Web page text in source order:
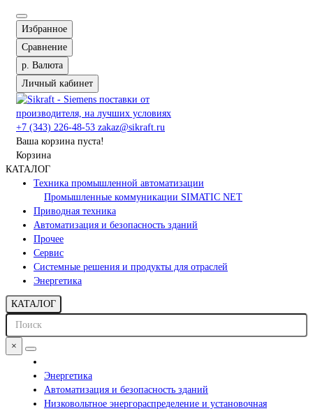
Избранное
Сравнение
р. Валюта
Личный кабинет
+7 (343) 226-48-53 zakaz@sikraft.ru
Ваша корзина пуста!
Корзина
КАТАЛОГ
Техника промышленной автоматизации
Промышленные коммуникации SIMATIC NET
Приводная техника
Автоматизация и безопасность зданий
Прочее
Сервис
Системные решения и продукты для отраслей
Энергетика
КАТАЛОГ
×
Энергетика
Автоматизация и безопасность зданий
Низковольтное энергораспределение и установочная